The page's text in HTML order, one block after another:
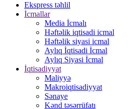
Ekspress təhlil
İcmallar
Media İcmalı
Həftəlik iqtisadi icmal
Həftəlik siyasi icmal
Aylıq İqtisadi İcmal
Aylıq Siyasi İcmal
İqtisadiyyat
Maliyyə
Makroiqtisadiyyat
Sənaye
Kənd təsərrüfatı